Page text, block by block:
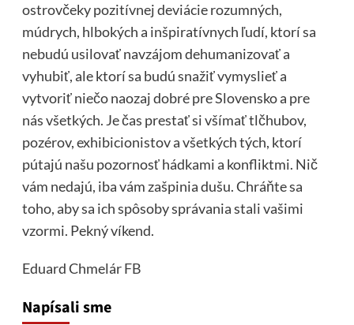
ostrovčeky pozitívnej deviácie rozumných,
múdrych, hlbokých a inšpiratívnych ľudí, ktorí sa
nebudú usilovať navzájom dehumanizovať a
vyhubiť, ale ktorí sa budú snažiť vymyslieť a
vytvoriť niečo naozaj dobré pre Slovensko a pre
nás všetkých. Je čas prestať si všímať tlčhubov,
pozérov, exhibicionistov a všetkých tých, ktorí
pútajú našu pozornosť hádkami a konfliktmi. Nič
vám nedajú, iba vám zašpinia dušu. Chráňte sa
toho, aby sa ich spôsoby správania stali vašimi
vzormi. Pekný víkend.
Eduard ChmelárFB
Napísali sme